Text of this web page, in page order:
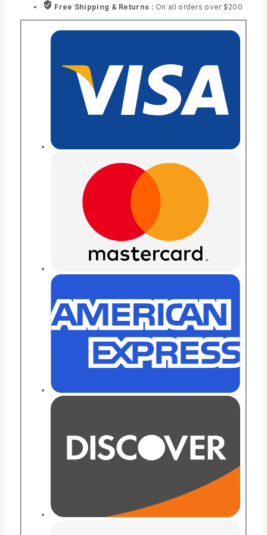
Free Shipping & Returns : On all orders over $200